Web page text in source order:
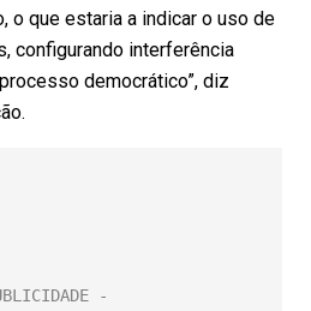
o que estaria a indicar o uso de
configurando interferência
democrático”, diz